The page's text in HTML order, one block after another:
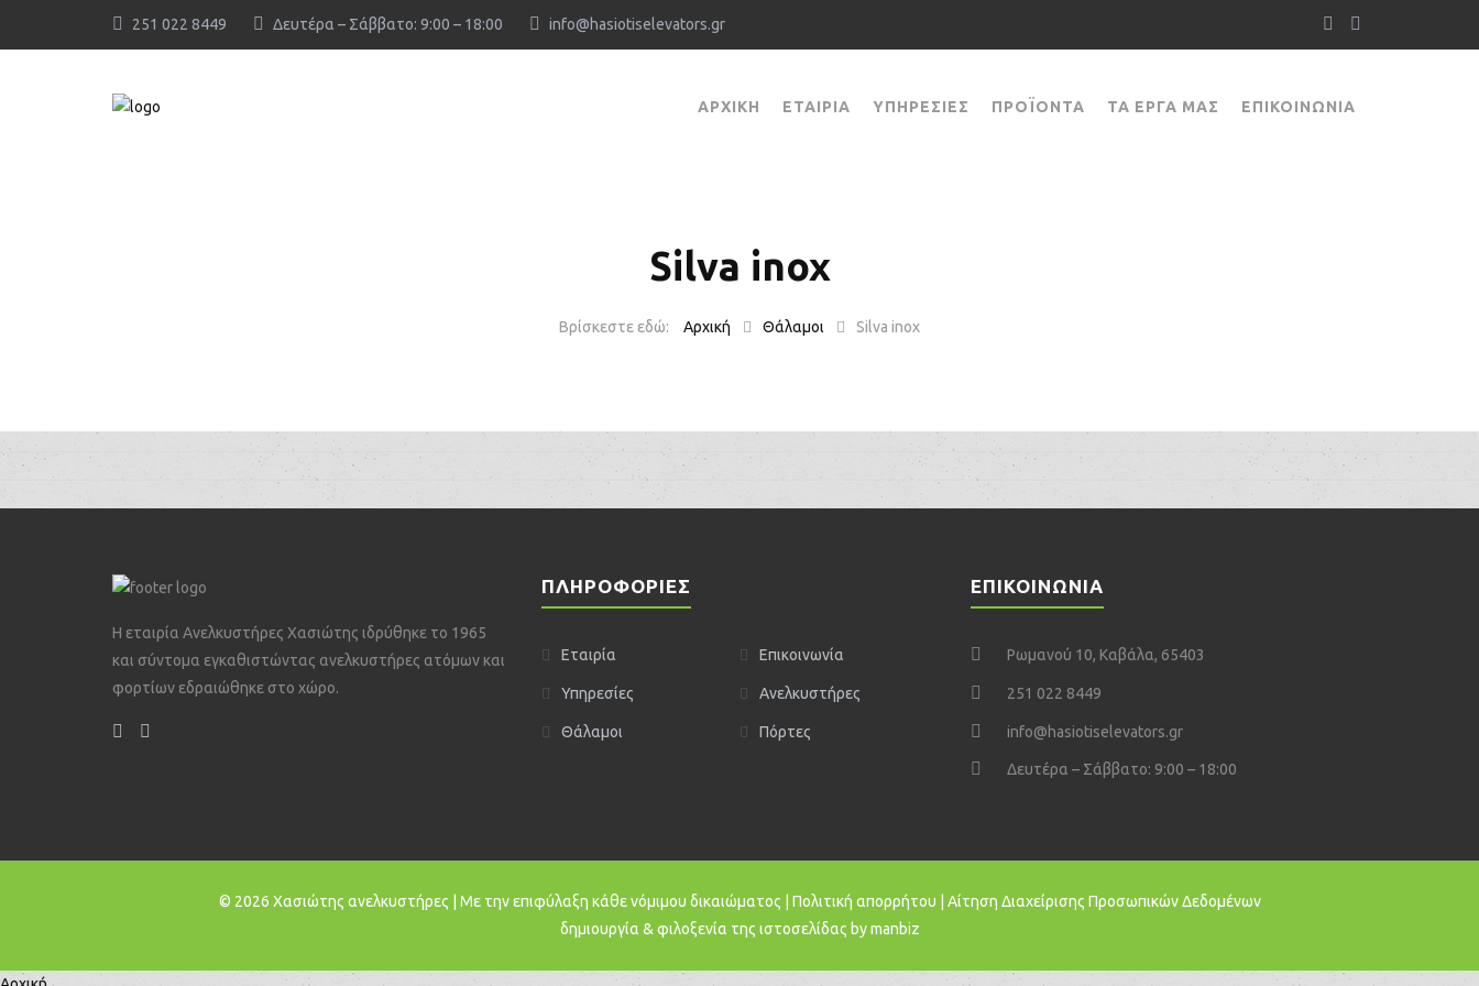
251 022 8449 Δευτέρα – Σάββατο: 9:00 – 18:00 info@hasiotiselevators.gr
ΑΡΧΙΚΉ ΕΤΑΙΡΊΑ ΥΠΗΡΕΣΊΕΣ ΠΡΟΪΌΝΤΑ ΤΑ ΈΡΓΑ ΜΑΣ ΕΠΙΚΟΙΝΩΝΊΑ
Silva inox
Αρχική Θάλαμοι Silva inox
Η εταιρία Ανελκυστήρες Χασιώτης ιδρύθηκε το 1965
και σύντομα εγκαθιστώντας ανελκυστήρες ατόμων και
φορτίων εδραιώθηκε στο χώρο.
ΠΛΗΡΟΦΌΡΙΕΣ
Εταιρία Επικοινωνία
Υπηρεσίες Ανελκυστήρες
Θάλαμοι Πόρτες
ΕΠΙΚΟΙΝΩΝΙΑ
Ρωμανού 10, Καβάλα, 65403
251 022 8449
info@hasiotiselevators.gr
Δευτέρα – Σάββατο: 9:00 – 18:00
© 2026 Χασιώτης ανελκυστήρες | Με την επιφύλαξη κάθε νόμιμου δικαιώματος | Πολιτική απορρήτου
Αίτηση Διαχείρισης Προσωπικών Δεδομένων
δημιουργία & φιλοξενία της ιστοσελίδας bymanbiz